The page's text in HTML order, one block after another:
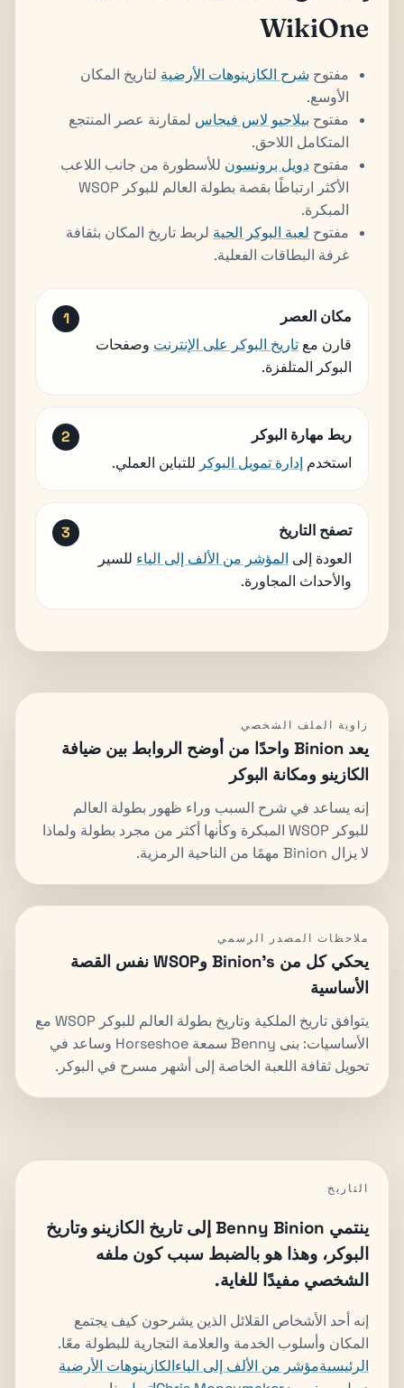
WikiOne
مفتوح شرح الكازينوهات الأرضية لتاريخ المكان
الأوسع.
مفتوح بيلاجيو لاس فيجاس لمقارنة عصر المنتجع
المتكامل اللاحق.
مفتوح دويل برونسون للأسطورة من جانب اللاعب
الأكثر ارتباطًا بقصة بطولة العالم للبوكر WSOP
المبكرة.
مفتوح لعبة البوكر الحية لربط تاريخ المكان بثقافة
غرفة البطاقات الفعلية.
مكان العصر
قارن مع تاريخ البوكر على الإنترنت وصفحات
البوكر المتلفزة.
ربط مهارة البوكر
استخدم إدارة تمويل البوكر للتباين العملي.
تصفح التاريخ
العودة إلى المؤشر من الألف إلى الياء للسير
والأحداث المجاورة.
زاوية الملف الشخصي
يعد Binion واحدًا من أوضح الروابط بين ضيافة
الكازينو ومكانة البوكر
إنه يساعد في شرح السبب وراء ظهور بطولة العالم
للبوكر WSOP المبكرة وكأنها أكثر من مجرد بطولة ولماذا
لا يزال Binion مهمًا من الناحية الرمزية.
ملاحظات المصدر الرسمي
يحكي كل من Binion's وWSOP نفس القصة
الأساسية
يتوافق تاريخ الملكية وتاريخ بطولة العالم للبوكر WSOP مع
الأساسيات: بنى Benny سمعة Horseshoe وساعد في
تحويل ثقافة اللعبة الخاصة إلى أشهر مسرح في البوكر.
التاريخ
ينتمي Benny Binion إلى تاريخ الكازينو وتاريخ
البوكر، وهذا هو بالضبط سبب كون ملفه
الشخصي مفيدًا للغاية.
إنه أحد الأشخاص القلائل الذين يشرحون كيف يجتمع
المكان وأسلوب الخدمة والعلامة التجارية للبطولة معًا.
الرئيسيةمؤشر من الألف إلى الياءالكازينوهات الأرضية